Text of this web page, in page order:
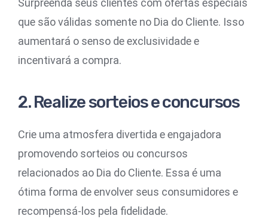
Surpreenda seus clientes com ofertas especiais
que são válidas somente no Dia do Cliente. Isso
aumentará o senso de exclusividade e
incentivará a compra.
2. Realize sorteios e concursos
Crie uma atmosfera divertida e engajadora
promovendo sorteios ou concursos
relacionados ao Dia do Cliente. Essa é uma
ótima forma de envolver seus consumidores e
recompensá-los pela fidelidade.